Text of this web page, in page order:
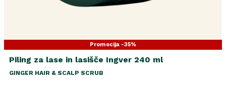
Promocija -35%
Piling za lase in lasišče Ingver 240 ml
GINGER HAIR & SCALP SCRUB